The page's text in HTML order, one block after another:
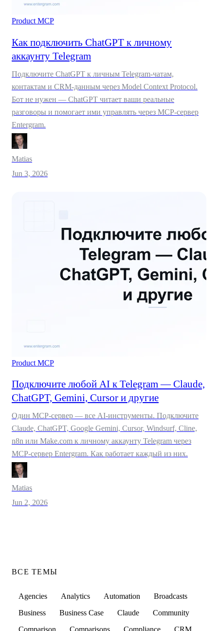
Product MCP
Как подключить ChatGPT к личному
аккаунту Telegram
Подключите ChatGPT к личным Telegram-чатам,
контактам и CRM-данным через Model Context Protocol.
Бот не нужен — ChatGPT читает ваши реальные
разговоры и помогает ими управлять через MCP-сервер
Entergram.
Matias
Jun 3, 2026
Product MCP
Подключите любой AI к Telegram — Claude,
ChatGPT, Gemini, Cursor и другие
Один MCP-сервер — все AI-инструменты. Подключите
Claude, ChatGPT, Google Gemini, Cursor, Windsurf, Cline,
n8n или Make.com к личному аккаунту Telegram через
MCP-сервер Entergram. Как работает каждый из них.
Matias
Jun 2, 2026
ВСЕ ТЕМЫ
Agencies Analytics Automation
Broadcasts
Business
Business Case Claude
Community